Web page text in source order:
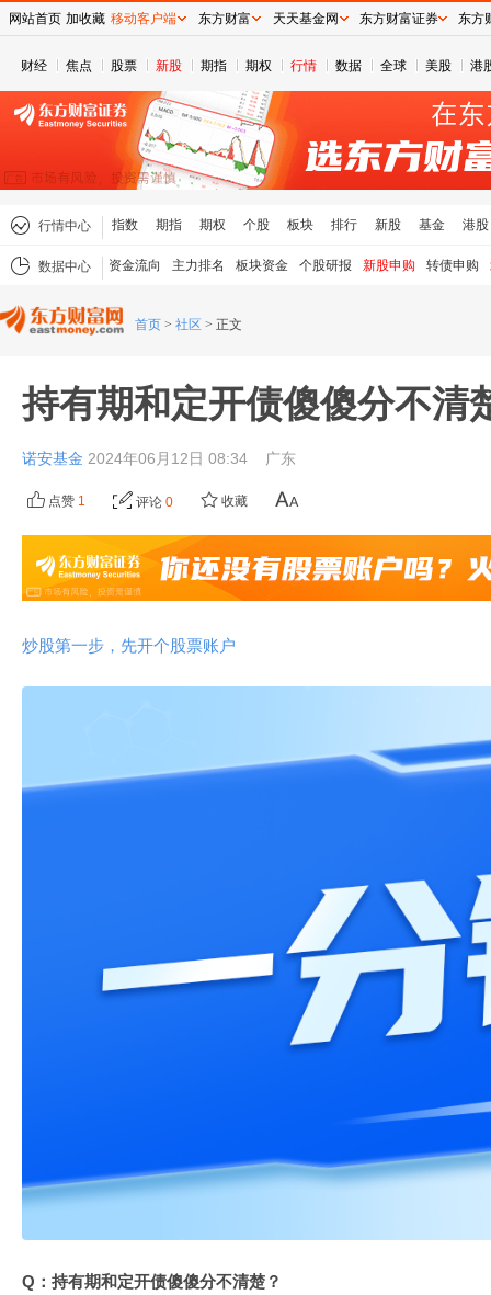
财经 焦点 股票 新股 期指 期权 行情 数据 全球 美股 港
行情中心 指数 期指 期权 个股 板块 排行 新股 基金 港股
数据中心 资金流向 主力排名 板块资金 个股研报 新股申购 转债申购
首页 > 社区 > 正文
持有期和定开债傻傻分不清
诺安基金 2024年06月12日 08:34 广东
点赞 1 评论 0 收藏
炒股第一步，先开个股票账户
Q：持有期和定开债傻傻分不清楚？
网站首页 加收藏 移动客户端 东方财富 天天基金网 东方财富证券 东方